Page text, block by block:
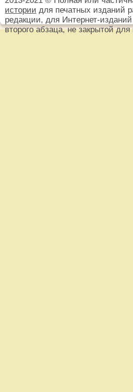
истории для печатных изданий
редакции, для Интернет-
второго абзаца, не закрытой